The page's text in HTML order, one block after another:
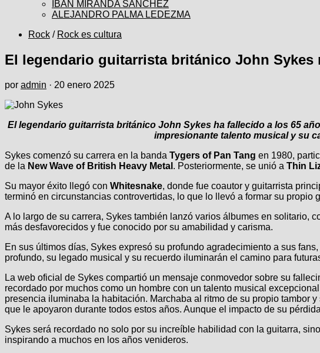
IBAN MIRANDA SÁNCHEZ
ALEJANDRO PALMA LEDEZMA
Rock / Rock es cultura
El legendario guitarrista británico John Sykes
por admin · 20 enero 2025
El legendario guitarrista británico John Sykes ha fallecido a los 65
impresionante talento musical y su
Sykes comenzó su carrera en la banda Tygers of Pan Tang en 1980,
de la New Wave of British Heavy Metal . Posteriormente, se unió a Thin
Su mayor éxito llegó con Whitesnake, donde fue coautor y guitarrista
terminó en circunstancias controvertidas, lo que lo llevó a formar su propio
A lo largo de su carrera, Sykes también lanzó varios álbumes en solitario,
más desfavorecidos y fue conocido por su amabilidad y carisma.
En sus últimos días, Sykes expresó su profundo agradecimiento a sus
profundo, su legado musical y su recuerdo iluminarán el camino para
La web oficial de Sykes compartió un mensaje conmovedor sobre su
recordado por muchos como un hombre con un talento musical
presencia iluminaba la habitación. Marchaba al ritmo de su propio tambor
que le apoyaron durante todos estos años. Aunque el impacto de su
Sykes será recordado no solo por su increíble habilidad con la guitarra,
inspirando a muchos en los años venideros.